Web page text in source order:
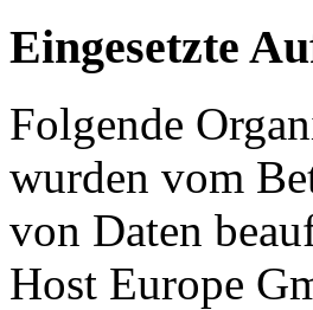
Eingesetzte
Folgende
wurden vom
von Daten
Host Europe